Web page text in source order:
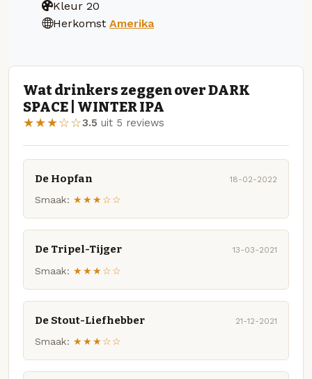
Kleur 20
Herkomst Amerika
Wat drinkers zeggen over DARK
SPACE | WINTER IPA
★★★☆☆3.5 uit 5 reviews
De Hopfan 18-02-2022
Smaak: ★★★☆☆
De Tripel-Tijger 13-03-2021
Smaak: ★★★☆☆
De Stout-Liefhebber 21-12-2021
Smaak: ★★★☆☆